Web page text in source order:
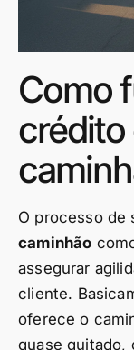
Como
crédito
O processo de
caminhão
assegurar
cliente.
oferece o
quase quitado,